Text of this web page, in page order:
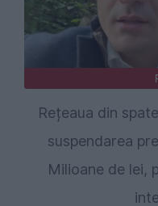
Rețeaua din
suspendarea
Milioane de lei,